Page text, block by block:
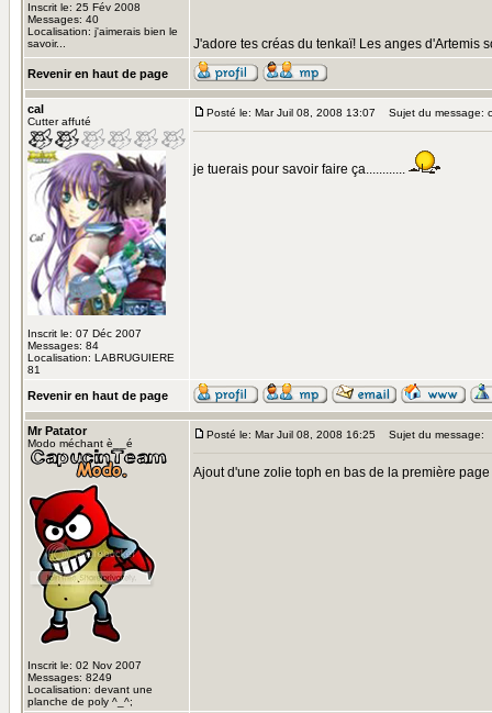
Inscrit le: 25 Fév 2008
Messages: 40
Localisation: j'aimerais bien le
savoir...
J'adore tes créas du tenkaï! Les anges d'Artemis
Revenir en haut de page
cal
Cutter affuté
Inscrit le: 07 Déc 2007
Messages: 84
Localisation: LABRUGUIERE
81
Posté le: Mar Juil 08, 2008 13:07 Sujet du message:
je tuerais pour savoir faire ça............
Revenir en haut de page
Mr Patator
Modo méchant è__é
Inscrit le: 02 Nov 2007
Messages: 8249
Localisation: devant une
planche de poly ^_^;
Posté le: Mar Juil 08, 2008 16:25 Sujet du message:
Ajout d'une zolie toph en bas de la première